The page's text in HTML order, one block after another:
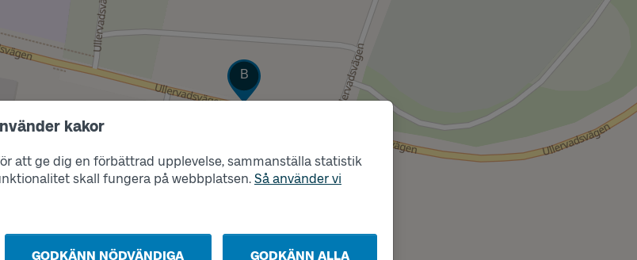
kakor
att ge dig en förbättrad upplevelse, sammanställa statistik
skall fungera på webbplatsen. Så använder vi
GODKÄNN NÖDVÄNDIGA GODKÄNN ALLA
Läge
B